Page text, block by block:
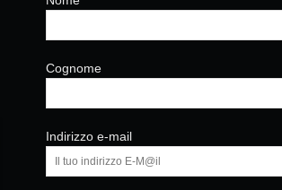
Cognome
Indirizzo e-mail